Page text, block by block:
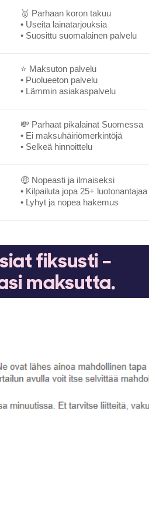
🥇 Parhaan koron takuu
• Useita lainatarjouksia
• Suosittu suomalainen palvelu
⭐ Maksuton palvelu
• Puolueeton palvelu
• Lämmin asiakaspalvelu
💸 Parhaat pikalainat Suomessa
• Ei maksuhäiriömerkintöjä
• Selkeä hinnoittelu
🤑 Nopeasti ja ilmaiseksi
• Kilpailuta jopa 25+ luotonantajaa
• Lyhyt ja nopea hakemus